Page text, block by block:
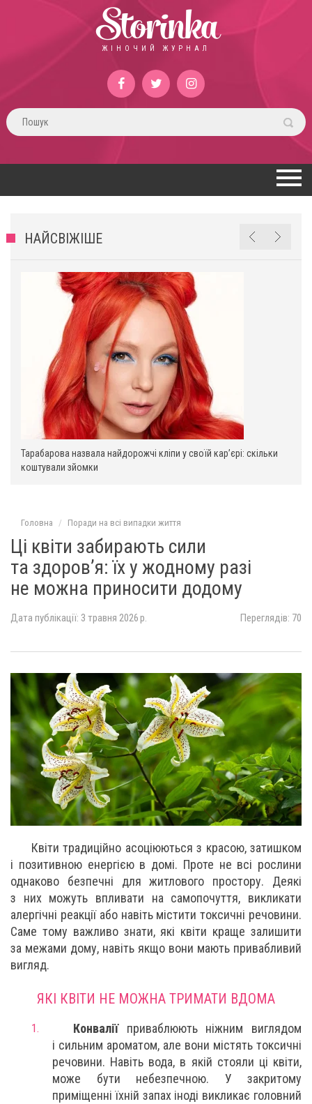
Storinka
ЖІНОЧИЙ ЖУРНАЛ
НАЙСВІЖІШЕ
Тарабарова назвала найдорожчі кліпи у своїй кар’єрі: скільки
коштували зйомки
Головна Поради на всі випадки життя
Ці квіти забирають сили
та здоров’я: їх у жодному разі
не можна приносити додому
Дата публікації: 3 травня 2026 р. Переглядів: 70
Квіти традиційно асоціюються з красою, затишком
і позитивною енергією в домі. Проте не всі рослини
однаково безпечні для житлового простору. Деякі
з них можуть впливати на самопочуття, викликати
алергічні реакції або навіть містити токсичні речовини.
Саме тому важливо знати, які квіти краще залишити
за межами дому, навіть якщо вони мають привабливий
вигляд.
ЯКІ КВІТИ НЕ МОЖНА ТРИМАТИ ВДОМА
Конвалії приваблюють ніжним виглядом
і сильним ароматом, але вони містять токсичні
речовини. Навіть вода, в якій стояли ці квіти,
може бути небезпечною. У закритому
приміщенні їхній запах іноді викликає головний